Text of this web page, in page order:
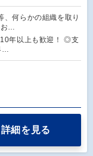
、何らかの組織を取り
…
年以上も歓迎！ ◎支
詳細を見る